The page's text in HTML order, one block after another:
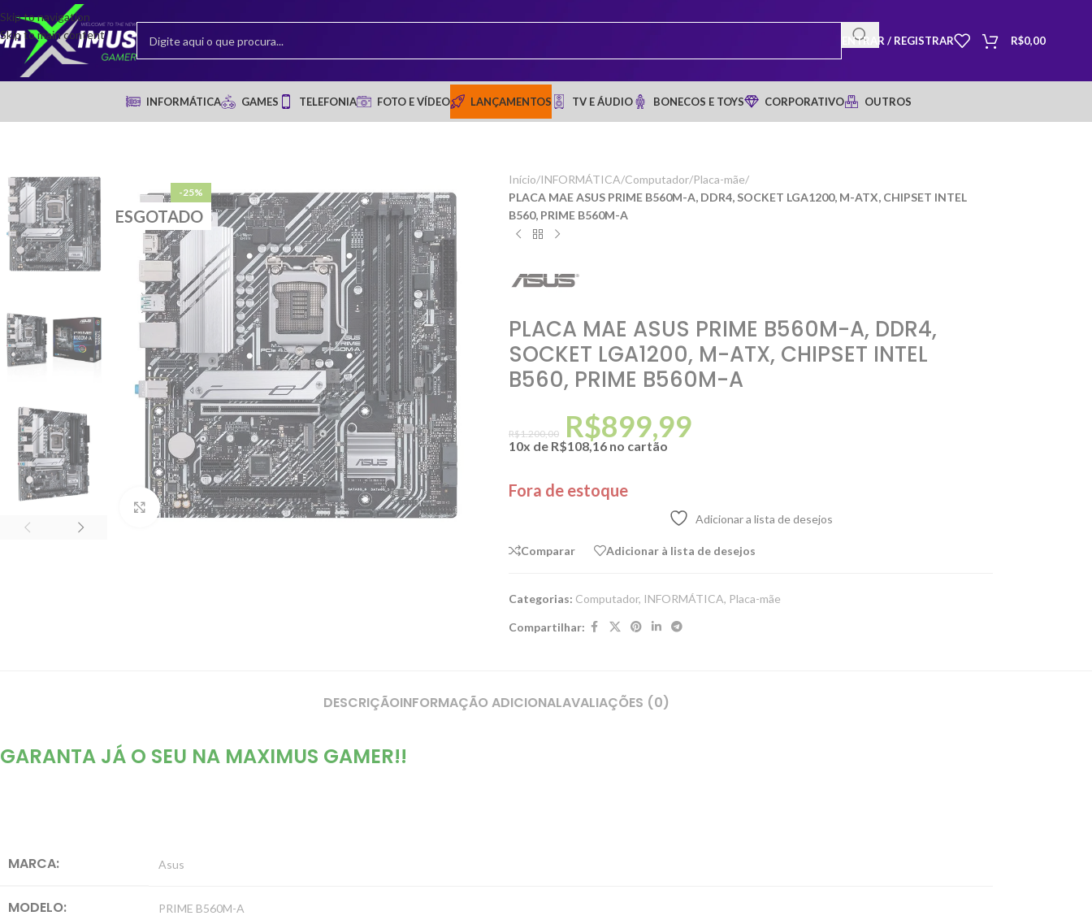
Skip to navigation
Skip to main content
ENTRAR / REGISTRAR R$0,00
INFORMÁTICA GAMES TELEFONIA FOTO E VÍDEO LANÇAMENTOS TV E ÁUDIO BONECOS E TOYS CORPORATIVO OUTROS
-25%
ESGOTADO
Clique para ampliar
Início/INFORMÁTICA/Computador/Placa-mãe/
PLACA MAE ASUS PRIME B560M-A, DDR4, SOCKET LGA1200, M-ATX, CHIPSET INTEL
B560, PRIME B560M-A
PLACA MAE ASUS PRIME B560M-A, DDR4,
SOCKET LGA1200, M-ATX, CHIPSET INTEL
B560, PRIME B560M-A
R$1.200,00 R$899,99
10x de R$108,16 no cartão
Fora de estoque
Adicionar a lista de desejos
Comparar Adicionar à lista de desejos
Categorias: Computador, INFORMÁTICA, Placa-mãe
Compartilhar:
DESCRIÇÃOINFORMAÇÃO ADICIONALAVALIAÇÕES (0)
GARANTA JÁ O SEU NA MAXIMUS GAMER!!
MARCA: Asus
MODELO: PRIME B560M-A